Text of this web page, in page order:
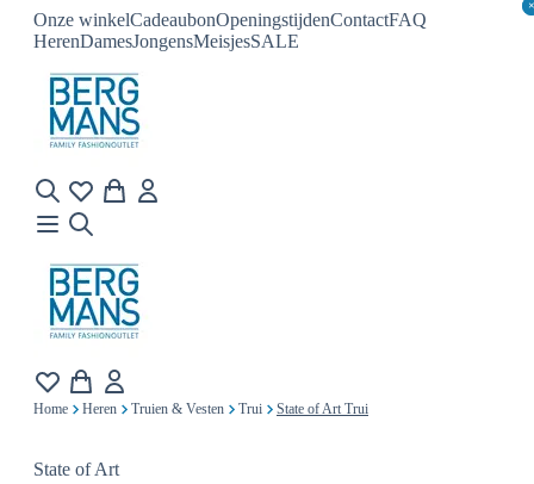
Onze winkelCadeaubonOpeningstijdenContactFAQ
HerenDamesJongensMeisjesSALE
×
×
Home Heren Truien & Vesten Trui State of Art Trui
State of Art